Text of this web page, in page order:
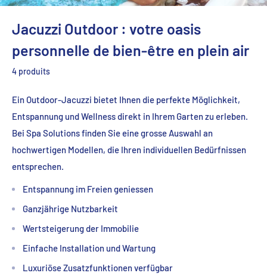
Jacuzzi Outdoor : votre oasis
personnelle de bien-être en plein air
4 produits
Ein Outdoor-Jacuzzi bietet Ihnen die perfekte Möglichkeit,
Entspannung und Wellness direkt in Ihrem Garten zu erleben.
Bei Spa Solutions finden Sie eine grosse Auswahl an
hochwertigen Modellen, die Ihren individuellen Bedürfnissen
entsprechen.
Entspannung im Freien geniessen
Ganzjährige Nutzbarkeit
Wertsteigerung der Immobilie
Einfache Installation und Wartung
Luxuriöse Zusatzfunktionen verfügbar